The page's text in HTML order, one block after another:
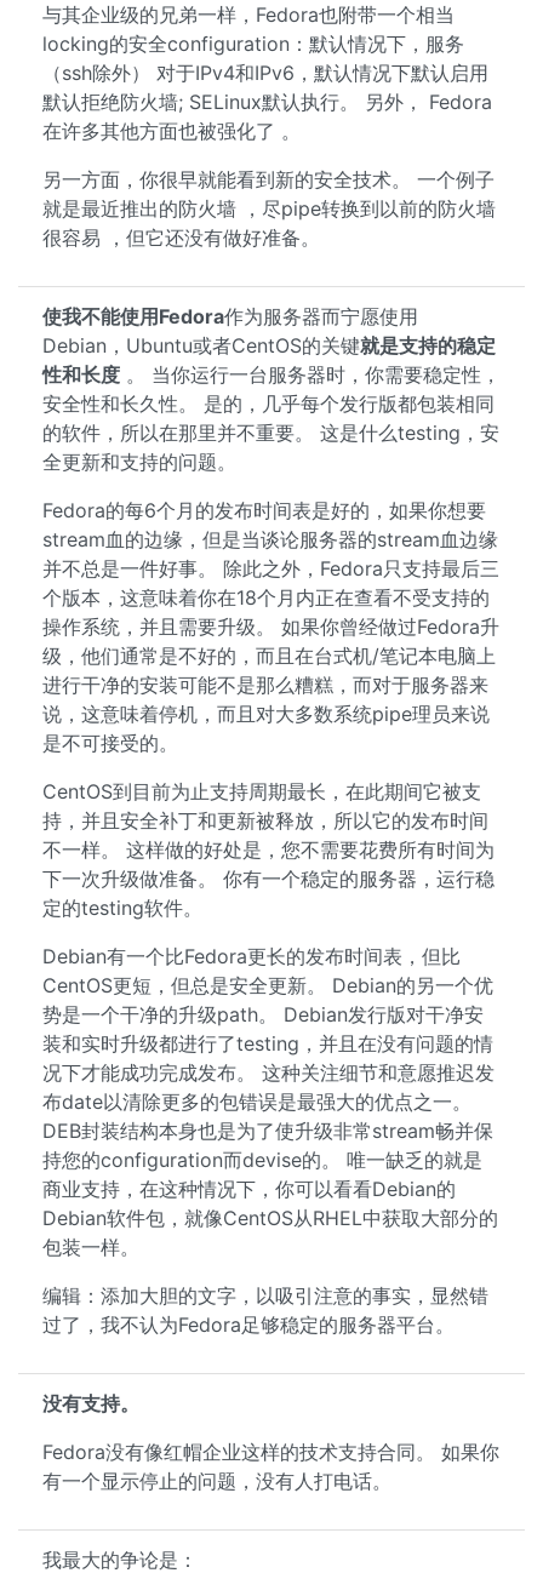
与其企业级的兄弟一样，Fedora也附带一个相当
locking的安全configuration：默认情况下，服务
（ssh除外） 对于IPv4和IPv6，默认情况下默认启用
默认拒绝防火墙; SELinux默认执行。 另外， Fedora
在许多其他方面也被强化了 。
另一方面，你很早就能看到新的安全技术。 一个例子
就是最近推出的防火墙 ，尽pipe转换到以前的防火墙
很容易 ，但它还没有做好准备。
使我不能使用Fedora作为服务器而宁愿使用
Debian，Ubuntu或者CentOS的关键就是支持的稳定
性和长度 。 当你运行一台服务器时，你需要稳定性，
安全性和长久性。 是的，几乎每个发行版都包装相同
的软件，所以在那里并不重要。 这是什么testing，安
全更新和支持的问题。
Fedora的每6个月的发布时间表是好的，如果你想要
stream血的边缘，但是当谈论服务器的stream血边缘
并不总是一件好事。 除此之外，Fedora只支持最后三
个版本，这意味着你在18个月内正在查看不受支持的
操作系统，并且需要升级。 如果你曾经做过Fedora升
级，他们通常是不好的，而且在台式机/笔记本电脑上
进行干净的安装可能不是那么糟糕，而对于服务器来
说，这意味着停机，而且对大多数系统pipe理员来说
是不可接受的。
CentOS到目前为止支持周期最长，在此期间它被支
持，并且安全补丁和更新被释放，所以它的发布时间
不一样。 这样做的好处是，您不需要花费所有时间为
下一次升级做准备。 你有一个稳定的服务器，运行稳
定的testing软件。
Debian有一个比Fedora更长的发布时间表，但比
CentOS更短，但总是安全更新。 Debian的另一个优
势是一个干净的升级path。 Debian发行版对干净安
装和实时升级都进行了testing，并且在没有问题的情
况下才能成功完成发布。 这种关注细节和意愿推迟发
布date以清除更多的包错误是最强大的优点之一。
DEB封装结构本身也是为了使升级非常stream畅并保
持您的configuration而devise的。 唯一缺乏的就是
商业支持，在这种情况下，你可以看看Debian的
Debian软件包，就像CentOS从RHEL中获取大部分的
包装一样。
编辑：添加大胆的文字，以吸引注意的事实，显然错
过了，我不认为Fedora足够稳定的服务器平台。
没有支持。
Fedora没有像红帽企业这样的技术支持合同。 如果你
有一个显示停止的问题，没有人打电话。
我最大的争论是：